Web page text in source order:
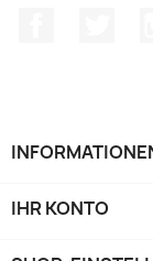
IHR KONTO